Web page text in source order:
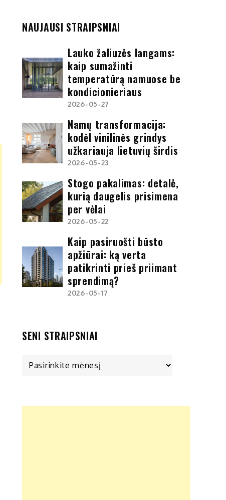
NAUJAUSI STRAIPSNIAI
Lauko žaliuzės langams:
kaip sumažinti
temperatūrą namuose be
kondicionieriaus
2026-05-27
Namų transformacija:
kodėl vinilinės grindys
užkariauja lietuvių širdis
2026-05-23
Stogo pakalimas: detalė,
kurią daugelis prisimena
per vėlai
2026-05-22
Kaip pasiruošti būsto
apžiūrai: ką verta
patikrinti prieš priimant
sprendimą?
2026-05-17
SENI STRAIPSNIAI